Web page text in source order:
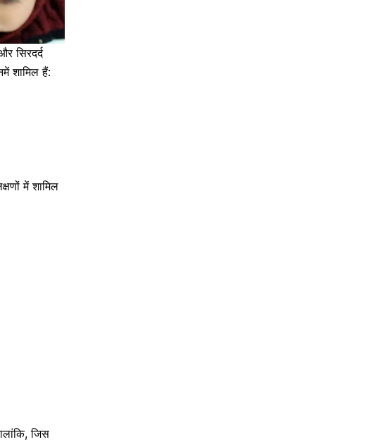
सिरदर्द
शामिल हैं:
में शामिल
जिस